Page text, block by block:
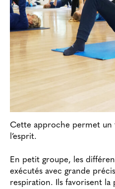
Cette approche permet un
l’esprit.
En petit groupe, les
exécutés avec grande
respiration. Ils favorisent la